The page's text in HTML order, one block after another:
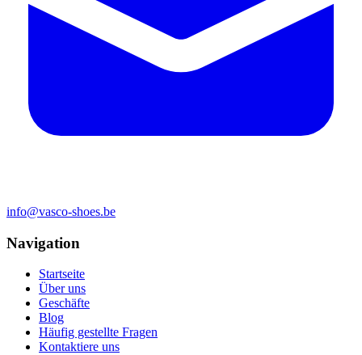
info@vasco-shoes.be
Navigation
Startseite
Über uns
Geschäfte
Blog
Häufig gestellte Fragen
Kontaktiere uns